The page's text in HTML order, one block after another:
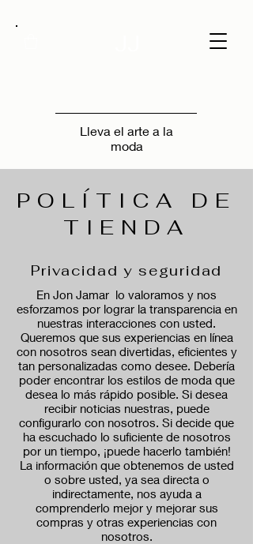
Lleva el arte a la
moda
POLÍTICA DE
TIENDA
Privacidad y seguridad
En Jon Jamar lo valoramos y nos
esforzamos por lograr la transparencia en
nuestras interacciones con usted.
Queremos que sus experiencias en línea
con nosotros sean divertidas, eficientes y
tan personalizadas como desee. Debería
poder encontrar los estilos de moda que
desea lo más rápido posible. Si desea
recibir noticias nuestras, puede
configurarlo con nosotros. Si decide que
ha escuchado lo suficiente de nosotros
por un tiempo, ¡puede hacerlo también!
La información que obtenemos de usted
o sobre usted, ya sea directa o
indirectamente, nos ayuda a
comprenderlo mejor y mejorar sus
compras y otras experiencias con
nosotros.